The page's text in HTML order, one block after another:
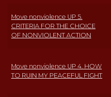
Move nonviolence UP 5.
CRITERIA FOR THE CHOICE
OF NONVIOLENT ACTION
Move nonviolence UP 4. HOW
TO RUIN MY PEACEFUL FIGHT